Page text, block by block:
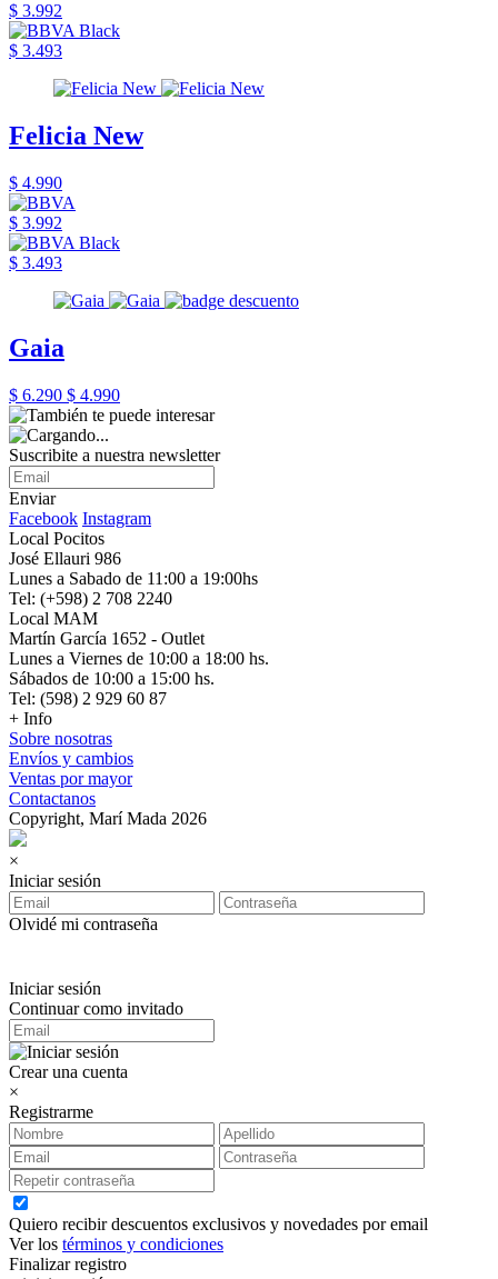
$ 3.992
$ 3.493
Felicia New
$ 4.990
$ 3.992
$ 3.493
Gaia
$ 6.290 $ 4.990
Suscribite a nuestra newsletter
Enviar
Facebook Instagram
Local Pocitos
José Ellauri 986
Lunes a Sabado de 11:00 a 19:00hs
Tel: (+598) 2 708 2240
Local MAM
Martín García 1652 - Outlet
Lunes a Viernes de 10:00 a 18:00 hs.
Sábados de 10:00 a 15:00 hs.
Tel: (598) 2 929 60 87
+ Info
Sobre nosotras
Envíos y cambios
Ventas por mayor
Contactanos
Copyright, Marí Mada 2026
×
Iniciar sesión
Olvidé mi contraseña
Iniciar sesión
Continuar como invitado
Crear una cuenta
×
Registrarme
Quiero recibir descuentos exclusivos y novedades por email
Ver los términos y condiciones
Finalizar registro